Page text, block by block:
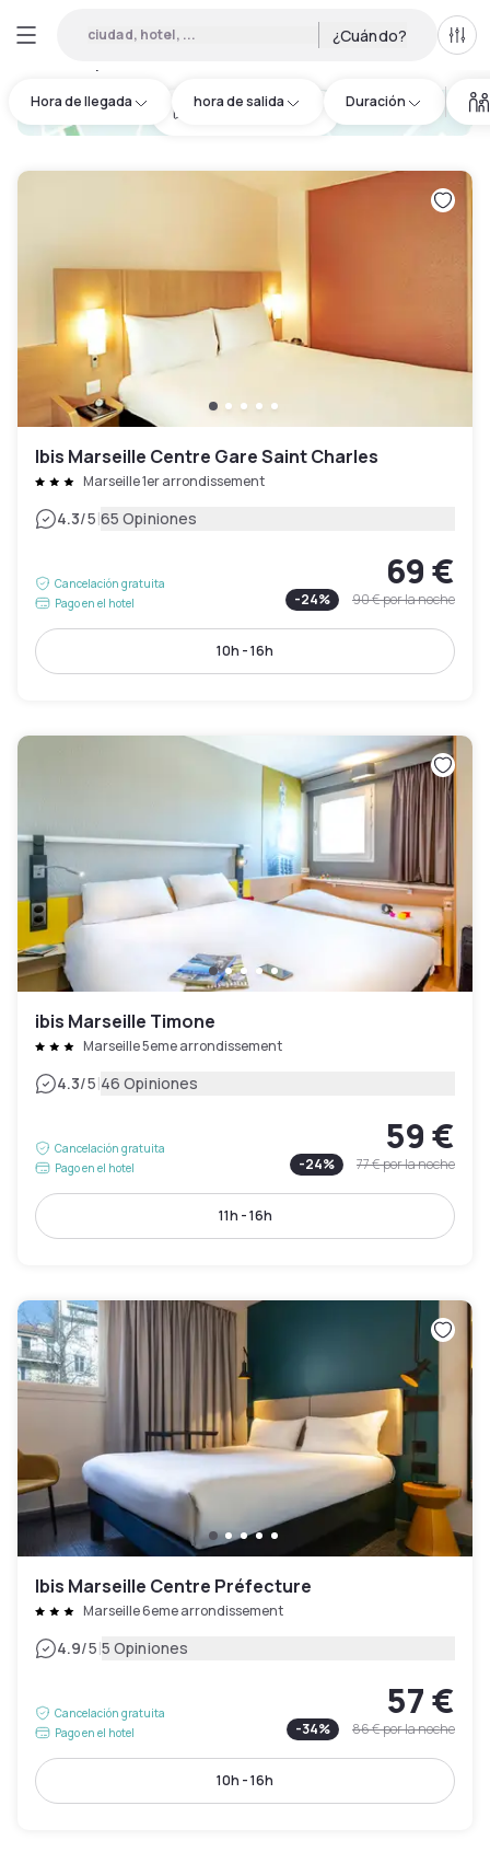
ciudad, hotel, ... ¿Cuándo?
Hora de llegada hora de salida Duración
18
hotel.cta.view_map
Ibis Marseille Centre Gare Saint Charles
Marseille 1er arrondissement
4.3/5|65 Opiniones
Cancelación gratuita
Pago en el hotel
69 €
-24% 90 €por la noche
10h - 16h
ibis Marseille Timone
Marseille 5eme arrondissement
4.3/5|46 Opiniones
Cancelación gratuita
Pago en el hotel
59 €
-24% 77 €por la noche
11h - 16h
Ibis Marseille Centre Préfecture
Marseille 6eme arrondissement
4.9/5|5 Opiniones
Cancelación gratuita
Pago en el hotel
57 €
-34% 86 €por la noche
10h - 16h